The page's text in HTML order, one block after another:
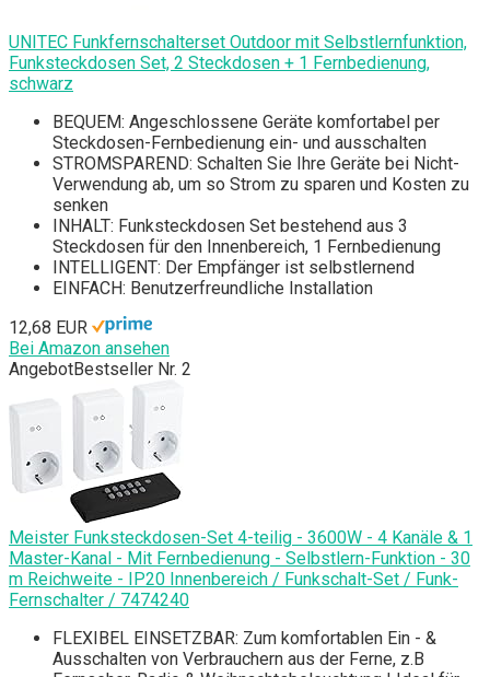
UNITEC Funkfernschalterset Outdoor mit Selbstlernfunktion,
Funksteckdosen Set, 2 Steckdosen + 1 Fernbedienung,
schwarz
BEQUEM: Angeschlossene Geräte komfortabel per
Steckdosen-Fernbedienung ein- und ausschalten
STROMSPAREND: Schalten Sie Ihre Geräte bei Nicht-
Verwendung ab, um so Strom zu sparen und Kosten zu
senken
INHALT: Funksteckdosen Set bestehend aus 3
Steckdosen für den Innenbereich, 1 Fernbedienung
INTELLIGENT: Der Empfänger ist selbstlernend
EINFACH: Benutzerfreundliche Installation
12,68 EUR
Bei Amazon ansehen
AngebotBestseller Nr. 2
Meister Funksteckdosen-Set 4-teilig - 3600W - 4 Kanäle & 1
Master-Kanal - Mit Fernbedienung - Selbstlern-Funktion - 30
m Reichweite - IP20 Innenbereich / Funkschalt-Set / Funk-
Fernschalter / 7474240
FLEXIBEL EINSETZBAR: Zum komfortablen Ein - &
Ausschalten von Verbrauchern aus der Ferne, z.B